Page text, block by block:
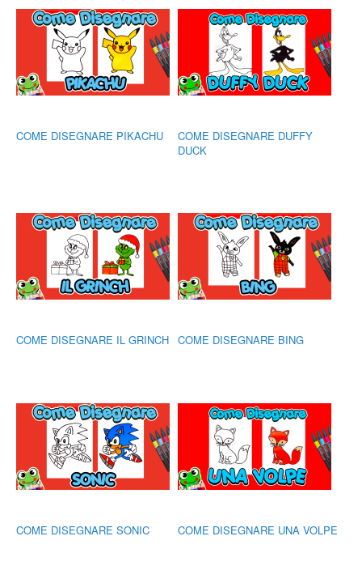
COME DISEGNARE PIKACHU
COME DISEGNARE DUFFY
DUCK
COME DISEGNARE IL GRINCH COME DISEGNARE BING
COME DISEGNARE SONIC COME DISEGNARE UNA VOLPE